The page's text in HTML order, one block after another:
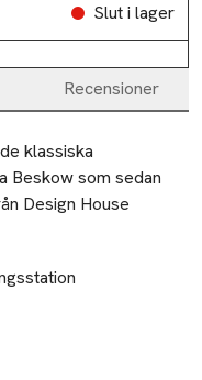
Slut i lager
Recensioner
klassiska
Beskow som sedan
Design House